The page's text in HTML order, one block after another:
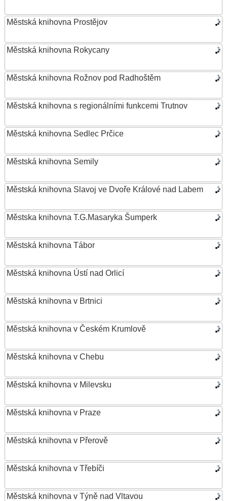
Městská knihovna Prostějov
Městská knihovna Rokycany
Městská knihovna Rožnov pod Radhoštěm
Městská knihovna s regionálními funkcemi Trutnov
Městská knihovna Sedlec Prčice
Městská knihovna Semily
Městská knihovna Slavoj ve Dvoře Králové nad Labem
Městska knihovna T.G.Masaryka Šumperk
Městská knihovna Tábor
Městská knihovna Ústí nad Orlicí
Městská knihovna v Brtnici
Městská knihovna v Českém Krumlově
Městská knihovna v Chebu
Městská knihovna v Milevsku
Městská knihovna v Praze
Městská knihovna v Přerově
Městská knihovna v Třebíči
Městská knihovna v Týně nad Vltavou